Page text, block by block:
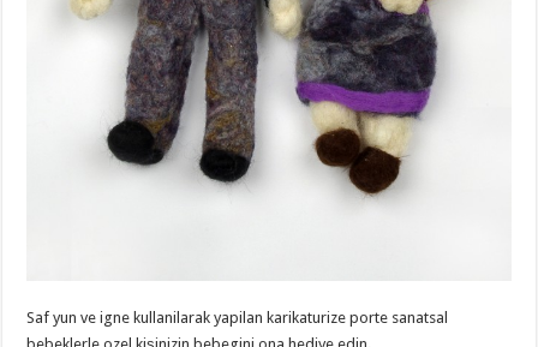
Saf yun ve igne kullanilarak yapilan karikaturize porte sanatsal